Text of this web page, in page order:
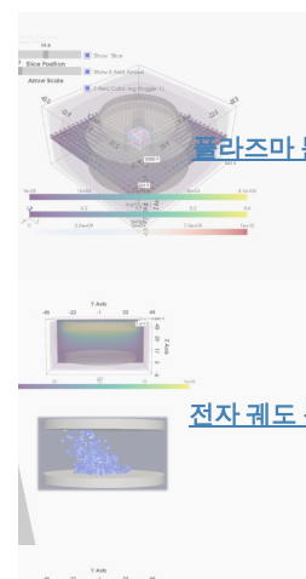
플라즈마
전자 궤도